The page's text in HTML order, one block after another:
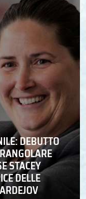
DEBUTTO
STACEY
DELLE